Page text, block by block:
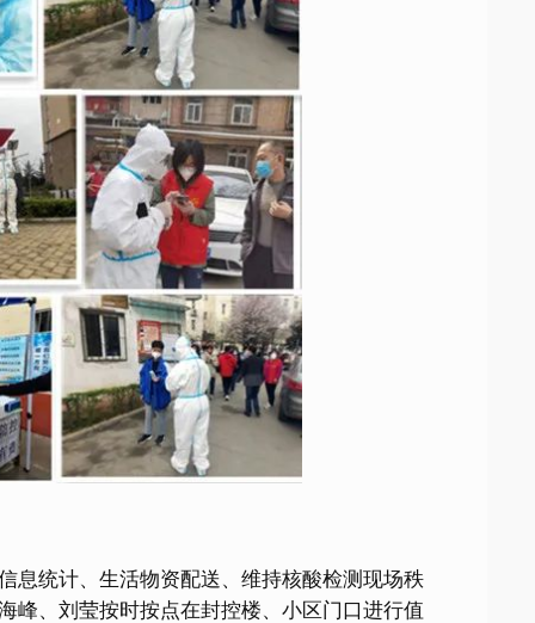
统计、生活物资配送、维持核酸检测现场秩
峰、刘莹按时按点在封控楼、小区门口进行值